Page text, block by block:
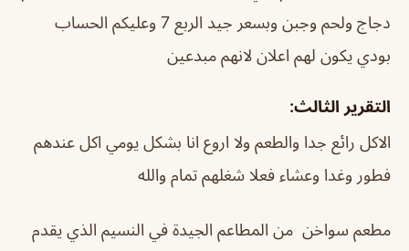
دجاج ولحم وجبن وبسعر جيد الربع 7 وعليكم الحساب
بودي يكون لهم اعلان لانهم مبدعين
التقرير الثالث:
الاكل رائع جدا والطعم ولا اروع انا بشكل يومي اكل عندهم
فطور وغدا وعشاء فعلا شغلهم تمام والله
مطعم سواخن من المطاعم الجيدة في النسيم الذي يقدم